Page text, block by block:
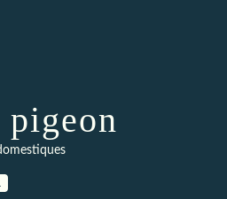
pigeon